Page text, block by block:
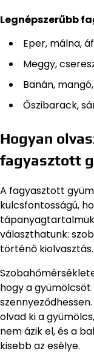
Legnépszerűbb
Eper, málna,
Meggy,
Banán,
Őszibarack,
Hogyan
fagyasztott
A fagyasztott
kulcsfontosságú,
választhatunk:
történő kiolvasztás.
hogy a gyümölcsöt
olvad ki a
nem ázik el, és a
kisebb az esélye.